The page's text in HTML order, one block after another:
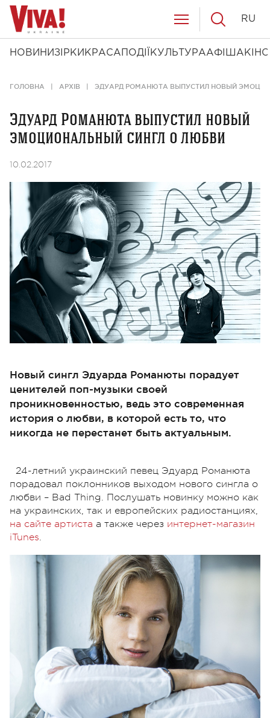
НОВИНИ ЗІРКИ КРАСА ПОДІЇ КУЛЬТУРААФІША КІНО
RU
ГОЛОВНА АРХІВ ЭДУАРД РОМАНЮТА ВЫПУСТИЛ НОВЫЙ
Эдуард Романюта выпустил новый
эмоциональный сингл о любви
10.02.2017
Новый сингл Эдуарда Романюты порадует
ценителей поп-музыки своей
проникновенностью, ведь это современная
история о любви, в которой есть то, что
никогда не перестанет быть актуальным.
24-летний украинский певец Эдуард Романюта
порадовал поклонников выходом нового сингла о
любви – Bad Thing. Послушать новинку можно как
на украинских, так и европейских радиостанциях,
на сайте артиста а также через интернет-магазин
iTunes.